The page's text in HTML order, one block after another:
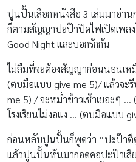
ปูนปั้นเลือกหนังสือ 3 เล่มมาอ่า
ก็ตามสัญญาปะป๊าปิดไฟเปิดเพล
Good Night และบอกรักกัน
ไม่ลืมที่จะต้องสัญญาก่อนนอนเห
(ตบมือแบบ give me 5)/ แล้วจะ
me 5) / จะหม่ำข้าวเช้าเยอะๆ
โรงเรียนไม่งอแง … (ตบมือแบบ
ก่อนหลับปูนปั้นก็พูดว่า “ปะป๊าตีตู
แล้วปูนปั้นหันมากอดคอปะป๊าเสี